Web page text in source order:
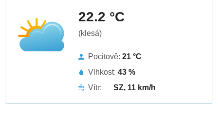
22.2 °C
(klesá)
Pocitově: 21 °C
Vlhkost: 43 %
Vítr:
SZ, 11 km/h